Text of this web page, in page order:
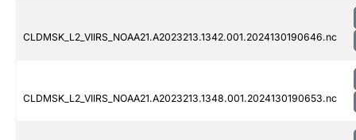
CLDMSK_L2_VIIRS_NOAA21.A2023213.1342.001.2024130190646.nc
CLDMSK_L2_VIIRS_NOAA21.A2023213.1348.001.2024130190653.nc